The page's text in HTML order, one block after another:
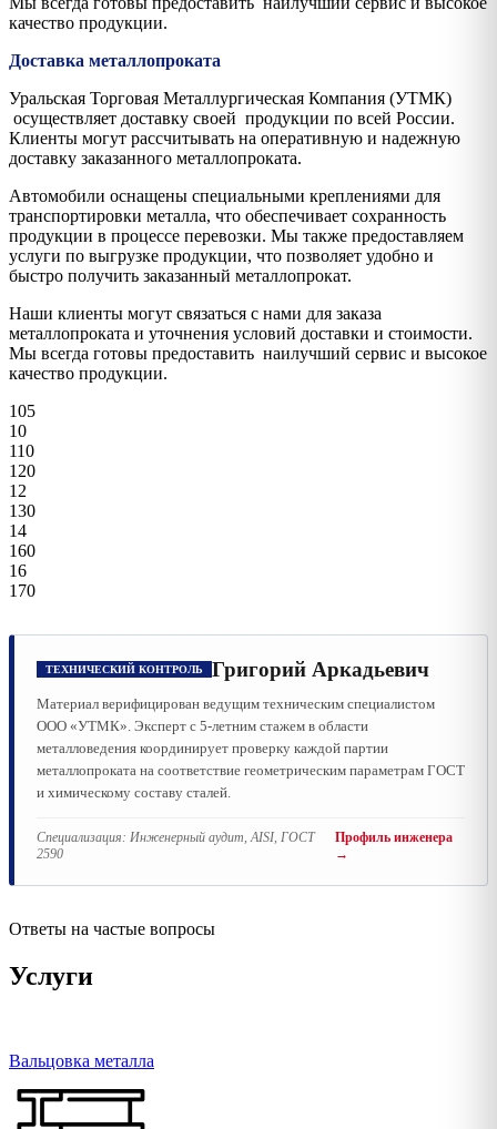
качество продукции.
Доставка металлопроката
Уральская Торговая Металлургическая Компания (УТМК)
осуществляет доставку своей продукции по всей России.
Клиенты могут рассчитывать на оперативную и надежную
доставку заказанного металлопроката.
Автомобили оснащены специальными креплениями для
транспортировки металла, что обеспечивает сохранность
продукции в процессе перевозки. Мы также предоставляем
услуги по выгрузке продукции, что позволяет удобно и
быстро получить заказанный металлопрокат.
Наши клиенты могут связаться с нами для заказа
металлопроката и уточнения условий доставки и стоимости.
Мы всегда готовы предоставить наилучший сервис и высокое
качество продукции.
105
10
110
120
12
130
14
160
16
170
ТЕХНИЧЕСКИЙ КОНТРОЛЬ Григорий Аркадьевич
Материал верифицирован ведущим техническим специалистом
ООО «УТМК». Эксперт с 5-летним стажем в области
металловедения координирует проверку каждой партии
металлопроката на соответствие геометрическим параметрам ГОСТ
и химическому составу сталей.
Специализация: Инженерный аудит, AISI, ГОСТ
2590
Профиль инженера
→
Ответы на частые вопросы
Услуги
Вальцовка металла